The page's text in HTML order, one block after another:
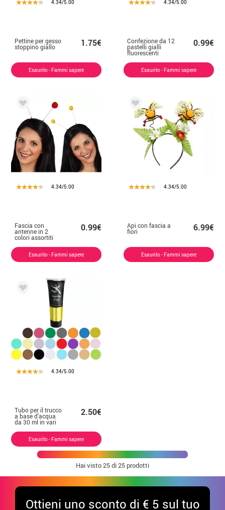
4.34/5.00
Pettine per gesso
stoppino giallo 1.75€
Esaurito - Fammi sapere
4.34/5.00
Confezione da 12
pastelli gialli
fluorescenti
0.99€
Esaurito - Fammi sapere
4.34/5.00
Fascia con
antenne in 2
colori assortiti
0.99€
Esaurito - Fammi sapere
4.34/5.00
Api con fascia a
fiori 6.99€
Esaurito - Fammi sapere
4.34/5.00
Tubo per il trucco
a base d'acqua
da 30 ml in vari
2.50€
Esaurito - Fammi sapere
Hai visto25di 25 prodotti
Ottieni uno sconto di € 5 sul tuo